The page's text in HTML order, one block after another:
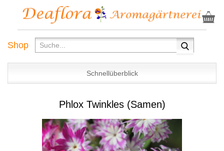
Shop
Schnellüberblick
Phlox Twinkles (Samen)